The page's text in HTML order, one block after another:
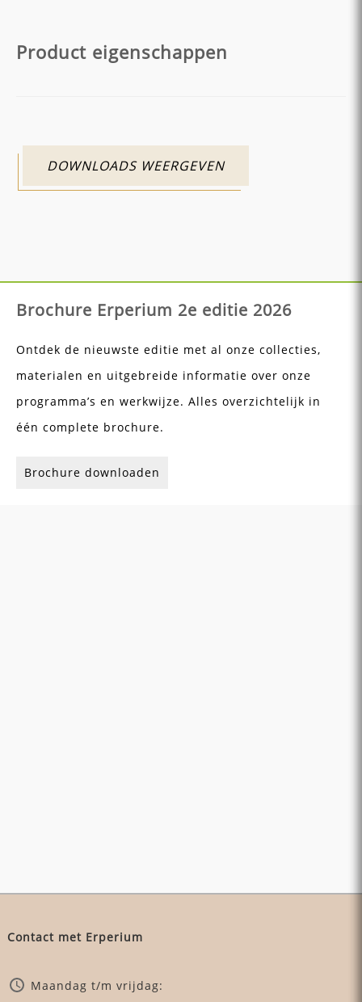
Product eigenschappen
DOWNLOADS WEERGEVEN
Brochure Erperium 2e editie 2026
Ontdek de nieuwste editie met al onze collecties,
materialen en uitgebreide informatie over onze
programma’s en werkwijze. Alles overzichtelijk in
één complete brochure.
Brochure downloaden
Contact met Erperium
Maandag t/m vrijdag: